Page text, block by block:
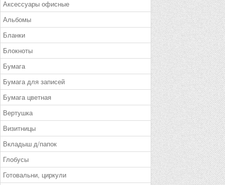
Аксессуары офисные
Альбомы
Бланки
Блокноты
Бумага
Бумага для записей
Бумага цветная
Вертушка
Визитницы
Вкладыш д/папок
Глобусы
Готовальни, циркули